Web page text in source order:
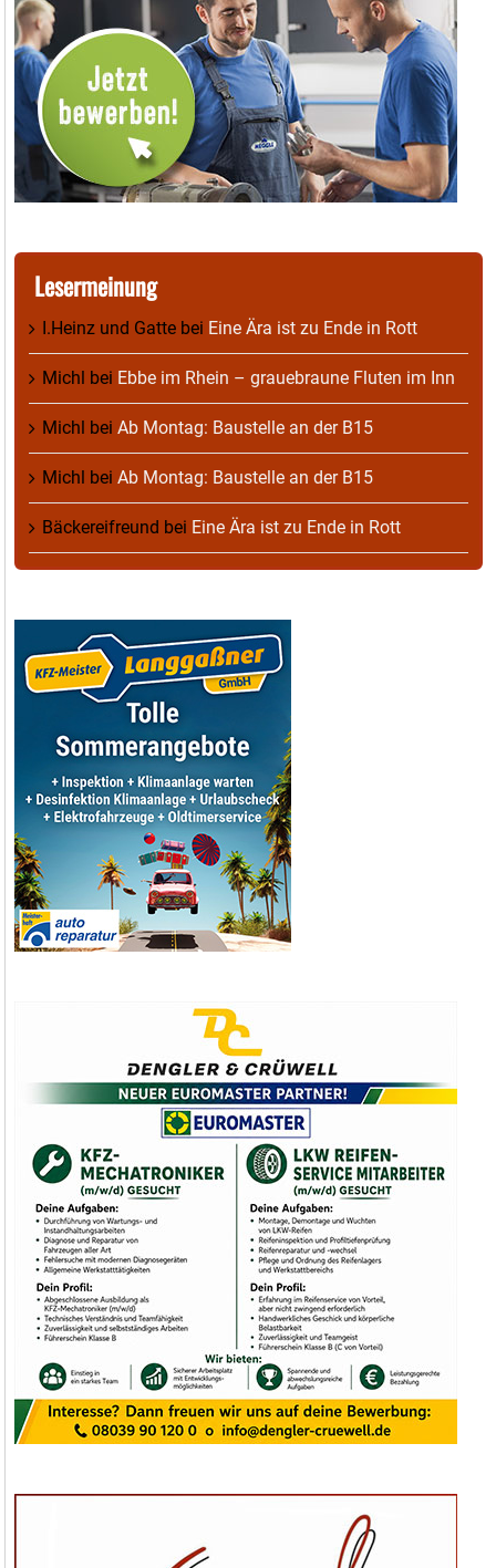
Lesermeinung
I.Heinz und Gatte bei Eine Ära ist zu Ende in Rott
Michl bei Ebbe im Rhein – grauebraune Fluten im Inn
Michl bei Ab Montag: Baustelle an der B15
Michl bei Ab Montag: Baustelle an der B15
Bäckereifreund bei Eine Ära ist zu Ende in Rott